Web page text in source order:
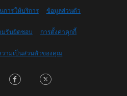
(US)
(Canada)
(France)
日本語
การให้บริการ ข้อมูลส่วนตัว
มรับผิดชอบ การตั้งค่าคุกกี้
วามเป็นส่วนตัวของคุณ
LinkedInFacebook